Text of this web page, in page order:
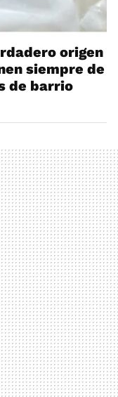
origen
siempre de
de barrio